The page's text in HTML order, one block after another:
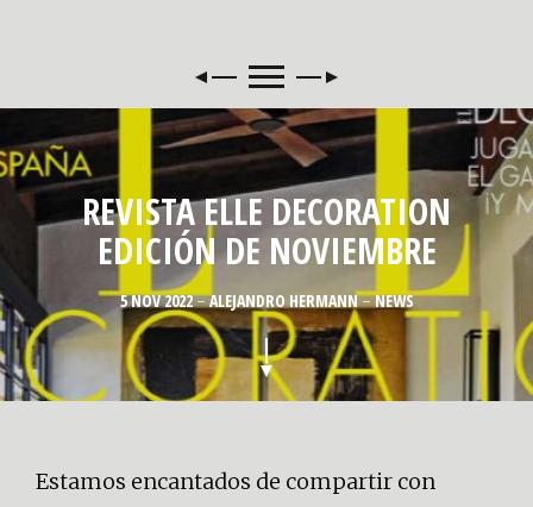
REVISTA ELLE DECORATION
EDICIÓN DE NOVIEMBRE
5 NOV 2022 ALEJANDRO HERMANN NEWS
Estamos encantados de compartir con